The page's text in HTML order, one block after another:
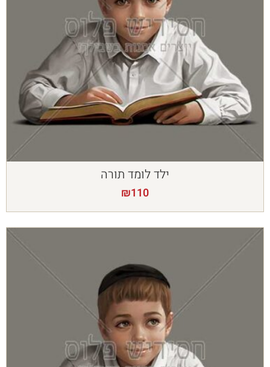
ילד לומד תורה
₪110